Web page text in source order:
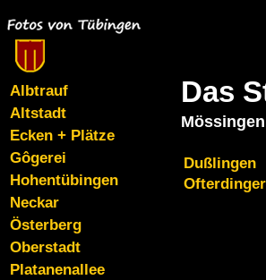
Albtrauf
Altstadt
Ecken + Plätze
Gôgerei
Hohentübingen
Neckar
Österberg
Oberstadt
Platanenallee
Das
Dußlingen